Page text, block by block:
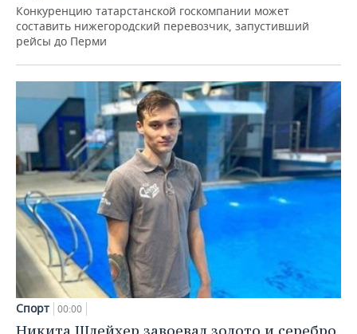
Конкуренцию татарстанской госкомпании может
составить нижегородский перевозчик, запустивший
рейсы до Перми
Спорт 00:00
Никита Шлейхер завоевал золото и серебро